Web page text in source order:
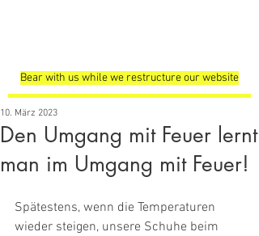
Bear with us while we restructure our website
Den Umgang mit Feuer lernt
man im Umgang mit Feuer!
10. März 2023
Spätestens, wenn die Temperaturen
wieder steigen, unsere Schuhe beim